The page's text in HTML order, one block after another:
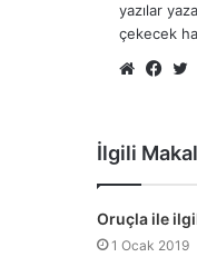
yazılar
çekecek
İlgili
Oruçla ile
1 Ocak 2019